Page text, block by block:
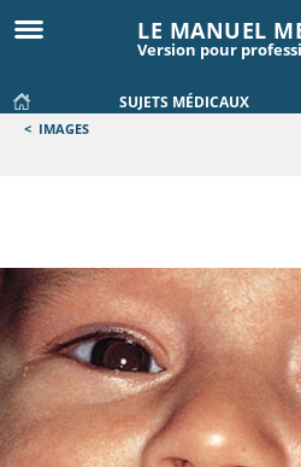
LE MANUEL
Version pour
SUJETS MÉDICAUX
< IMAGES